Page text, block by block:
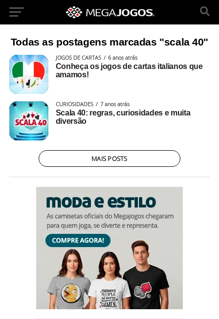
Todas as postagens marcadas "scala 40"
JOGOS DE CARTAS 6 anos atrás
Conheça os jogos de cartas italianos que
amamos!
CURIOSIDADES 7 anos atrás
Scala 40: regras, curiosidades e muita
diversão
MAIS POSTS